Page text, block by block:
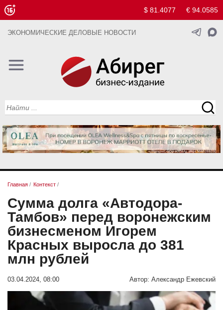
$ 81.4077 € 94.0585
ЭКОНОМИЧЕСКИЕ ДЕЛОВЫЕ НОВОСТИ
Главная / Контекст /
Сумма долга «Автодора-
Тамбов» перед воронежским
бизнесменом Игорем
Красных выросла до 381
млн рублей
03.04.2024, 08:00 Автор: Александр Ежевский